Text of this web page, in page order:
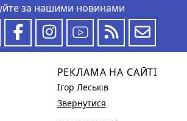
за нашими новинами
РЕКЛАМА НА САЙТІ
Ігор Леськів
Звернутися